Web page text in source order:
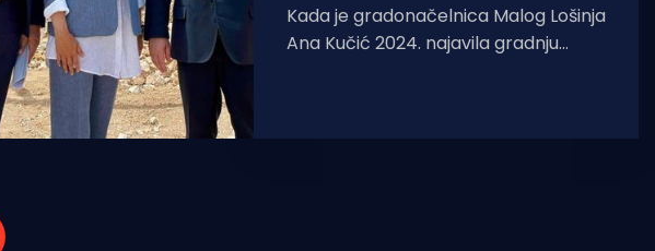
Kada je gradonačelnica Malog Lošinja
Ana Kučić 2024. najavila gradnju